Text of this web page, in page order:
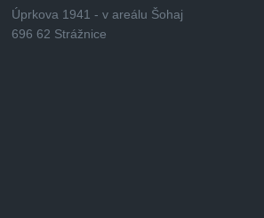
Úprkova 1941 - v areálu Šohaj
696 62 Strážnice